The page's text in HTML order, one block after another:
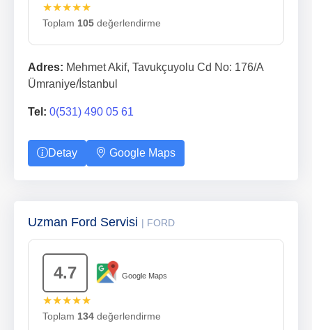
★★★★★
Toplam 105 değerlendirme
Adres: Mehmet Akif, Tavukçuyolu Cd No: 176/A
Ümraniye/İstanbul
Tel: 0(531) 490 05 61
Detay Google Maps
Uzman Ford Servisi | FORD
4.7 Google Maps
★★★★★
Toplam 134 değerlendirme